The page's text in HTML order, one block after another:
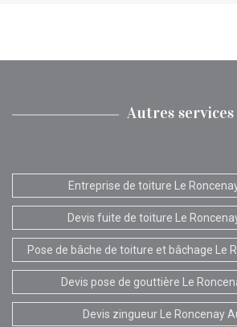
Autres services
Entreprise de toiture Le
Devis fuite de toiture Le
Pose de bâche de toiture et bâchage Le
Devis pose de gouttière Le
Devis zingueur Le Roncenay